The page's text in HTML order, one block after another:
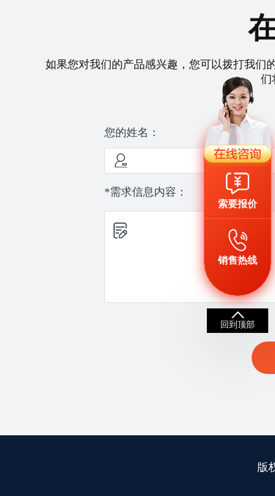
如果您对我们的产品感兴趣，您可以拨打我们
们
您的姓名：
*需求信息内容：
版
索要报价
销售热线
回到顶部